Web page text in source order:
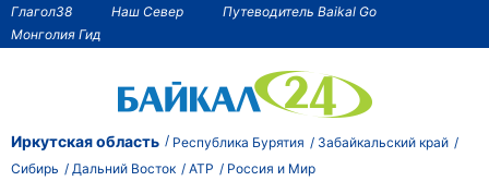
Глагол38 Наш Север
Путеводитель Baikal Go
Монголия Гид
Иркутская область Республика Бурятия
Забайкальский край
Сибирь
Дальний Восток АТР Россия и Мир